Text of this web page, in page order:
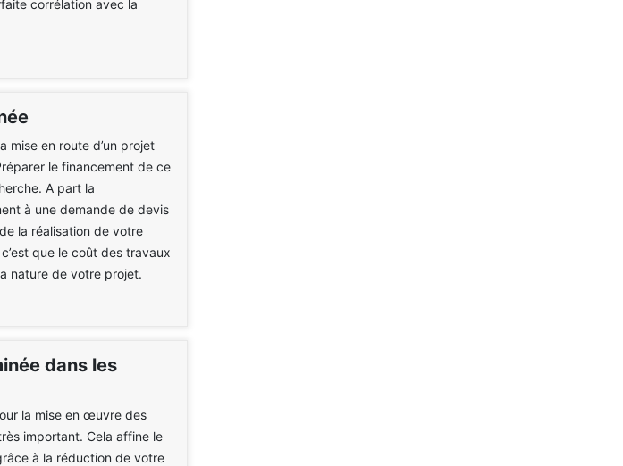
corrélation avec la
mise en route d’un projet
le financement de ce
A part la
à une demande de devis
la réalisation de votre
que le coût des travaux
nature de votre projet.
dans les
la mise en œuvre des
important. Cela affine le
à la réduction de votre